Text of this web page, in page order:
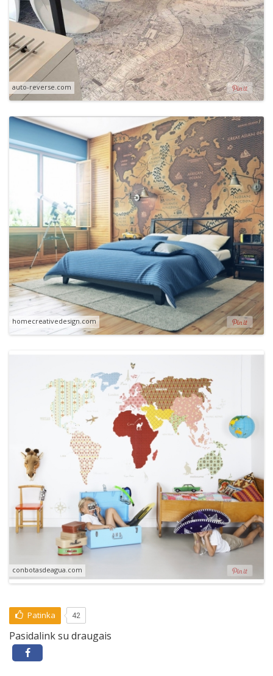
auto-reverse.com
homecreativedesign.com
conbotasdeagua.com
Patinka 42
Pasidalink su draugais